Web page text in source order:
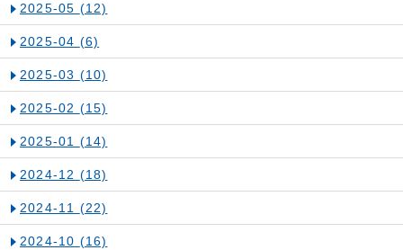
2025-05 (12)
2025-04 (6)
2025-03 (10)
2025-02 (15)
2025-01 (14)
2024-12 (18)
2024-11 (22)
2024-10 (16)